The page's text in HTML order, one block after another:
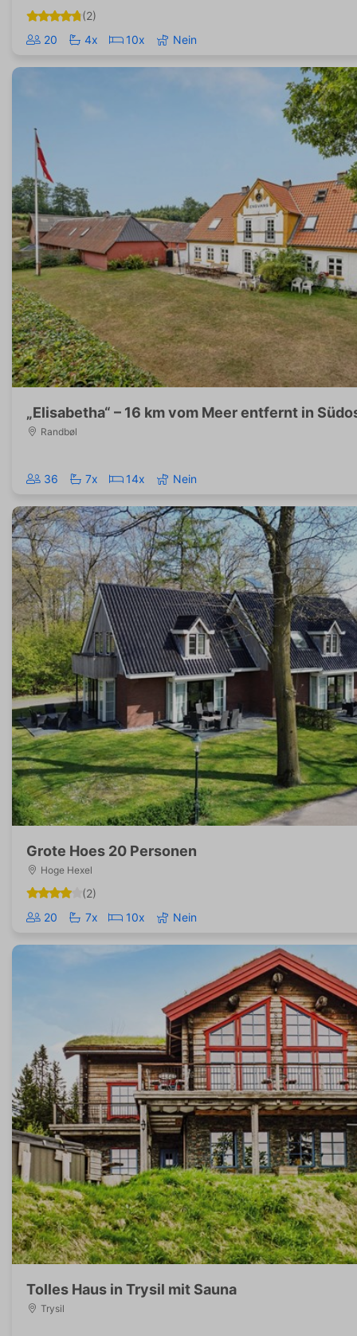
(2)
20
4x 10x Nein
„Elisabetha“ – 16 km vom Meer entfernt in
Randbøl
36 7x 14x Nein
Grote Hoes 20 Personen
Hoge Hexel
(2)
20
7x 10x Nein
Tolles Haus in Trysil mit Sauna
Trysil